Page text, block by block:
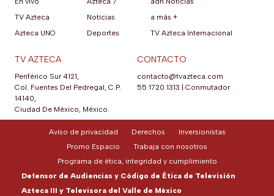
TV Azteca
Azteca UNO
Noticias
Deportes
a más +
TV Azteca Internacional
TV AZTECA
Periférico Sur 4121,
Col. Fuentes Del Pedregal, C.P.
14140,
Ciudad De México, México.
CONTACTO
contacto@tvazteca.com
55 1720 1313
Conmutador
Aviso de privacidad Derechos
Inversionistas
Promo Espacio
Trabaja con nosotros
Programa de ética, integridad y cumplimiento
Defensor de Audiencias y Código de Ética de Televisión
Azteca III y Televisora del Valle de México